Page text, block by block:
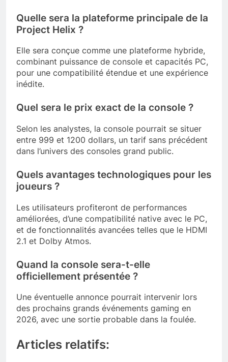
Quelle sera la plateforme principale de la
Project Helix ?
Elle sera conçue comme une plateforme hybride,
combinant puissance de console et capacités PC,
pour une compatibilité étendue et une expérience
inédite.
Quel sera le prix exact de la console ?
Selon les analystes, la console pourrait se situer
entre 999 et 1200 dollars, un tarif sans précédent
dans l’univers des consoles grand public.
Quels avantages technologiques pour les
joueurs ?
Les utilisateurs profiteront de performances
améliorées, d’une compatibilité native avec le PC,
et de fonctionnalités avancées telles que le HDMI
2.1 et Dolby Atmos.
Quand la console sera-t-elle
officiellement présentée ?
Une éventuelle annonce pourrait intervenir lors
des prochains grands événements gaming en
2026, avec une sortie probable dans la foulée.
Articles relatifs: